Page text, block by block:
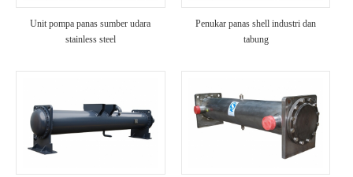
Unit pompa panas sumber udara
stainless steel
Penukar panas shell industri dan
tabung